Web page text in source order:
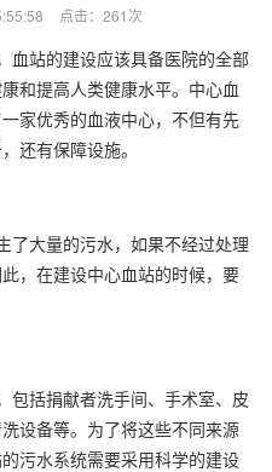
点击：261次
血站的建设应该具备医院的全部
和提高人类健康水平。中心血
家优秀的血液中心，不但有先
还有保障设施。
了大量的污水，如果不经过处理
，在建设中心血站的时候，要
包括捐献者洗手间、手术室、皮
设备等。为了将这些不同来源
污水系统需要采用科学的建设